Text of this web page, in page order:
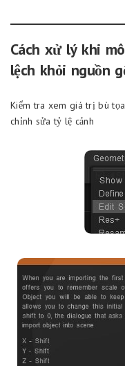
Cách xử lý khi
lệch khỏi nguồn
Kiểm tra xem giá trị bù
chỉnh sửa tỷ lệ cảnh